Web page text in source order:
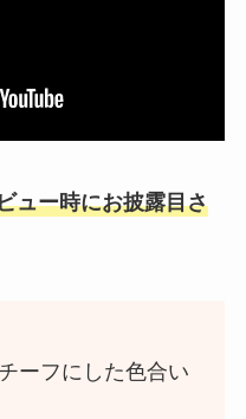
ュー時にお披露目さ
ーフにした色合い